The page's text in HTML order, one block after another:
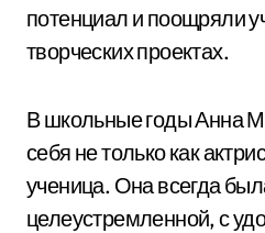
потенциал и поощряли
творческих проектах.
В школьные годы Анна
себя не только как
ученица. Она всегда
целеустремленной, с